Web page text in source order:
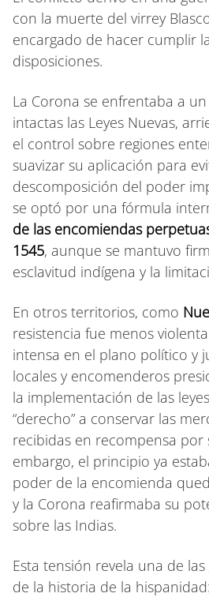
con la muerte del virrey
encargado de hacer cumplir
disposiciones.
La Corona se enfrentaba a
intactas las Leyes Nuevas,
el control sobre regiones
suavizar su aplicación para
descomposición del poder
se optó por una fórmula
de las encomiendas
1545, aunque se mantuvo
esclavitud indígena y la
En otros territorios, como
resistencia fue menos
intensa en el plano político y
locales y encomenderos
la implementación de las
“derecho” a conservar las
recibidas en recompensa por
embargo, el principio ya
poder de la encomienda
y la Corona reafirmaba su
sobre las Indias.
Esta tensión revela una de
de la historia de la